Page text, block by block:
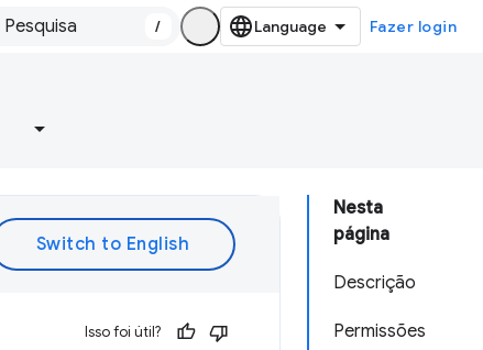
/ Fazer login
Nesta
página
Descrição
Permissões
Isso foi útil?